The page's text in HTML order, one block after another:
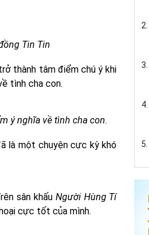
Tin Tin
thành tâm điểm chú ý khi
tình cha con.
ý nghĩa về tình cha con.
là một chuyện cực kỳ khó
sân khấu Người Hùng Tí
cực tốt của mình.